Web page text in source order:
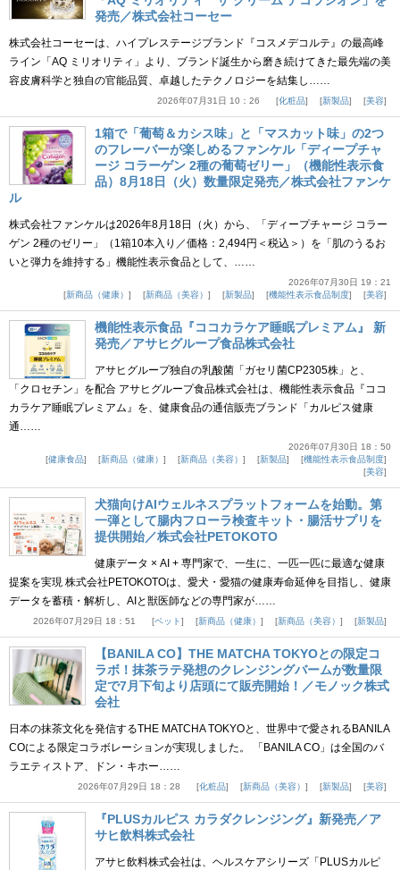
発売／株式会社コーセー
株式会社コーセーは、ハイプレステージブランド『コスメデコルテ』の最高峰
ライン「AQ ミリオリティ」より、ブランド誕生から磨き続けてきた最先端の美
容皮膚科学と独自の官能品質、卓越したテクノロジーを結集し……
2026年07月31日 10：26 化粧品 新製品 美容
1箱で「葡萄＆カシス味」と「マスカット味」の2つ
のフレーバーが楽しめるファンケル「ディープチャ
ージ コラーゲン 2種の葡萄ゼリー」（機能性表示食
品）8月18日（火）数量限定発売／株式会社ファンケ
ル
株式会社ファンケルは2026年8月18日（火）から、「ディープチャージ コラー
ゲン 2種のゼリー」（1箱10本入り／価格：2,494円＜税込＞）を「肌のうるお
いと弾力を維持する」機能性表示食品として、……
2026年07月30日 19：21
新商品（健康）
新商品（美容） 新製品 機能性表示食品制度 美容
機能性表示食品『ココカラケア睡眠プレミアム』 新
発売／アサヒグループ食品株式会社
アサヒグループ独自の乳酸菌「ガセリ菌CP2305株」と、
「クロセチン」を配合 アサヒグループ食品株式会社は、機能性表示食品『ココ
カラケア睡眠プレミアム』を、健康食品の通信販売ブランド「カルピス健康
通……
2026年07月30日 18：50
健康食品
新商品（健康） 新商品（美容） 新製品
機能性表示食品制度
美容
犬猫向けAIウェルネスプラットフォームを始動。第
一弾として腸内フローラ検査キット・腸活サプリを
提供開始／株式会社PETOKOTO
健康データ × AI + 専門家で、一生に、一匹一匹に最適な健康
提案を実現 株式会社PETOKOTOは、愛犬・愛猫の健康寿命延伸を目指し、健康
データを蓄積・解析し、AIと獣医師などの専門家が……
2026年07月29日 18：51 ペット 新商品（健康） 新商品（美容） 新製品
【BANILA CO】THE MATCHA TOKYOとの限定コ
ラボ！抹茶ラテ発想のクレンジングバームが数量限
定で7月下旬より店頭にて販売開始！／モノック株式
会社
日本の抹茶文化を発信するTHE MATCHA TOKYOと、世界中で愛されるBANILA
COによる限定コラボレーションが実現しました。 「BANILA CO」は全国のバ
ラエティストア、ドン・キホー……
2026年07月29日 18：28 化粧品 新商品（美容） 新製品 美容
『PLUSカルピス カラダクレンジング』新発売／ア
サヒ飲料株式会社
アサヒ飲料株式会社は、ヘルスケアシリーズ「PLUSカルピ